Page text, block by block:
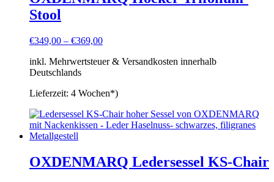
Stool
€349,00 – €369,00
inkl. Mehrwertsteuer & Versandkosten innerhalb
Deutschlands
Lieferzeit: 4 Wochen*)
OXDENMARQ Ledersessel KS-Chair